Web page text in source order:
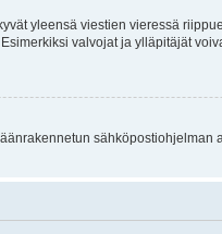
yleensä viestien vieressä
valvojat ja ylläpitäjät